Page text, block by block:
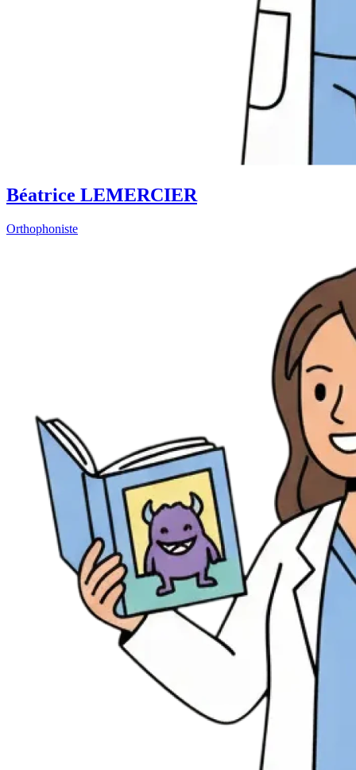
Béatrice LEMERCIER
Orthophoniste